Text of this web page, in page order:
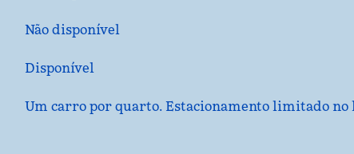
Não disponível
Disponível
Um carro por quarto. Estacionamento limitado no